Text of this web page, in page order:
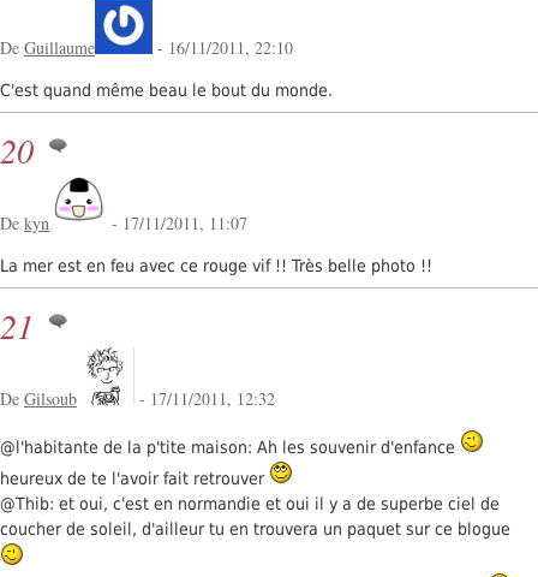
De Guillaume - 16/11/2011, 22:10
C'est quand même beau le bout du monde.
20
De kyn - 17/11/2011, 11:07
La mer est en feu avec ce rouge vif !! Très belle photo !!
21
De Gilsoub - 17/11/2011, 12:32
@l'habitante de la p'tite maison: Ah les souvenir d'enfance
heureux de te l'avoir fait retrouver
@Thib: et oui, c'est en normandie et oui il y a de superbe ciel de
coucher de soleil, d'ailleur tu en trouvera un paquet sur ce blogue